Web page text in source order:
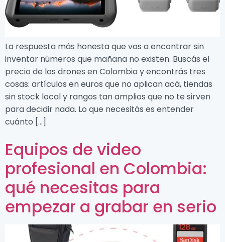
La respuesta más honesta que vas a encontrar sin
inventar números que mañana no existen. Buscás el
precio de los drones en Colombia y encontrás tres
cosas: artículos en euros que no aplican acá, tiendas
sin stock local y rangos tan amplios que no te sirven
para decidir nada. Lo que necesitás es entender
cuánto […]
Equipos de video
profesional en Colombia:
qué necesitas para
empezar a grabar en serio